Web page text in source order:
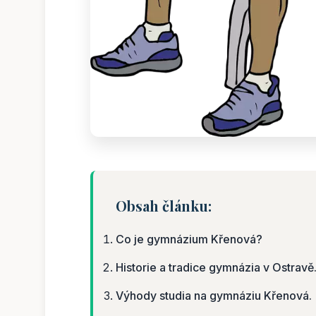
Obsah článku:
Co je gymnázium Křenová?
Historie a tradice gymnázia v Ostravě.
Výhody studia na gymnáziu Křenová.